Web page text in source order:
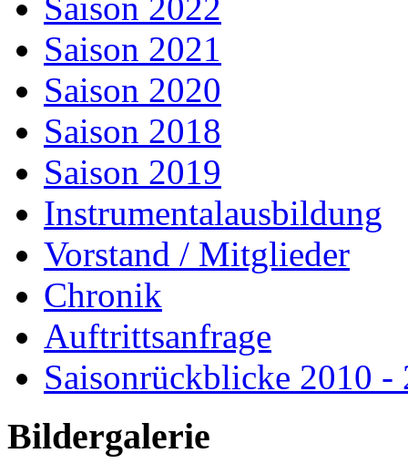
Saison 2022
Saison 2021
Saison 2020
Saison 2018
Saison 2019
Instrumentalausbildung
Vorstand / Mitglieder
Chronik
Auftrittsanfrage
Saisonrückblicke 2010 -
Bildergalerie